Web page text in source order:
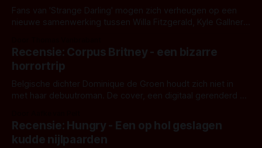
Fans van 'Strange Darling' mogen zich verheugen op een
nieuwe samenwerking tussen Willa Fitzgerald, Kyle Gallner
'Skeletons', een nieuwe creature feature waarvoor de
opnames zijn gestart in Australië.
Recensie: Corpus Britney - een bizarre
horrortrip
Belgische dichter Dominique de Groen houdt zich niet in
met haar debuutroman. De cover, een digitaal gerenderd en
achtergrond, belooft iets kleurrijks maar onheilspellends,
iets ongrijpbaars. En dat maakt De Groen met ieder woord
waar.
Recensie: Hungry - Een op hol geslagen
kudde nijlpaarden